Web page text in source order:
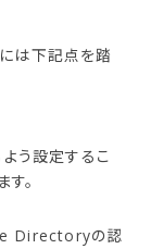
は下記点を踏
う設定するこ
。
Directoryの認